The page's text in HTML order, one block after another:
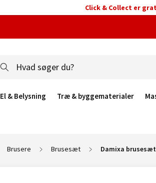
Click & Collect er
El & Belysning Træ & byggematerialer
Brusere Brusesæt Damixa